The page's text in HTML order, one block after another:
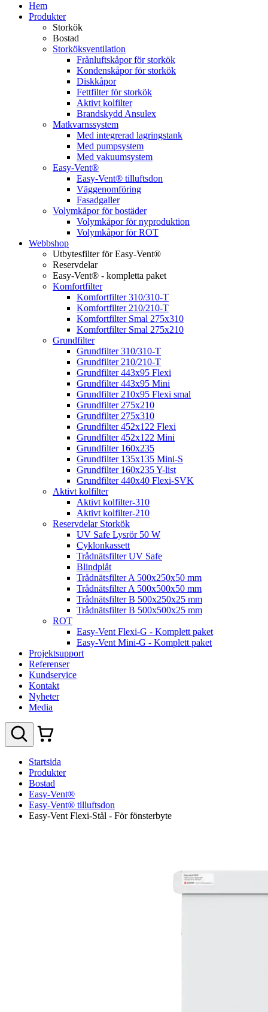
Hem
Produkter
Storkök
Bostad
Storköksventilation
Frånluftskåpor för storkök
Kondenskåpor för storkök
Diskkåpor
Fettfilter för storkök
Aktivt kolfilter
Brandskydd Ansulex
Matkvarnssystem
Med integrerad lagringstank
Med pumpsystem
Med vakuumsystem
Easy-Vent®
Easy-Vent® tilluftsdon
Väggenomföring
Fasadgaller
Volymkåpor för bostäder
Volymkåpor för nyproduktion
Volymkåpor för ROT
Webbshop
Utbytesfilter för Easy-Vent®
Reservdelar
Easy-Vent® - kompletta paket
Komfortfilter
Komfortfilter 310/310-T
Komfortfilter 210/210-T
Komfortfilter Smal 275x310
Komfortfilter Smal 275x210
Grundfilter
Grundfilter 310/310-T
Grundfilter 210/210-T
Grundfilter 443x95 Flexi
Grundfilter 443x95 Mini
Grundfilter 210x95 Flexi smal
Grundfilter 275x210
Grundfilter 275x310
Grundfilter 452x122 Flexi
Grundfilter 452x122 Mini
Grundfilter 160x235
Grundfilter 135x135 Mini-S
Grundfilter 160x235 Y-list
Grundfilter 440x40 Flexi-SVK
Aktivt kolfilter
Aktivt kolfilter-310
Aktivt kolfilter-210
Reservdelar Storkök
UV Safe Lysrör 50 W
Cyklonkassett
Trådnätsfilter UV Safe
Blindplåt
Trådnätsfilter A 500x250x50 mm
Trådnätsfilter A 500x500x50 mm
Trådnätsfilter B 500x250x25 mm
Trådnätsfilter B 500x500x25 mm
ROT
Easy-Vent Flexi-G - Komplett paket
Easy-Vent Mini-G - Komplett paket
Projektsupport
Referenser
Kundservice
Kontakt
Nyheter
Media
Startsida
Produkter
Bostad
Easy-Vent®
Easy-Vent® tilluftsdon
Easy-Vent Flexi-Stål - För fönsterbyte